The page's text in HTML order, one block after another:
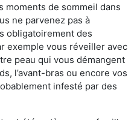
moments de sommeil dans
ne parvenez pas à
obligatoirement des
exemple vous réveiller avec
peau qui vous démangent
l’avant-bras ou encore vos
infesté par des